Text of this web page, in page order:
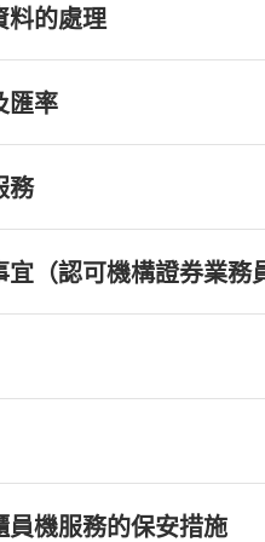
料的處理
匯率
務
宜（認可機構證券業務
員機服務的保安措施